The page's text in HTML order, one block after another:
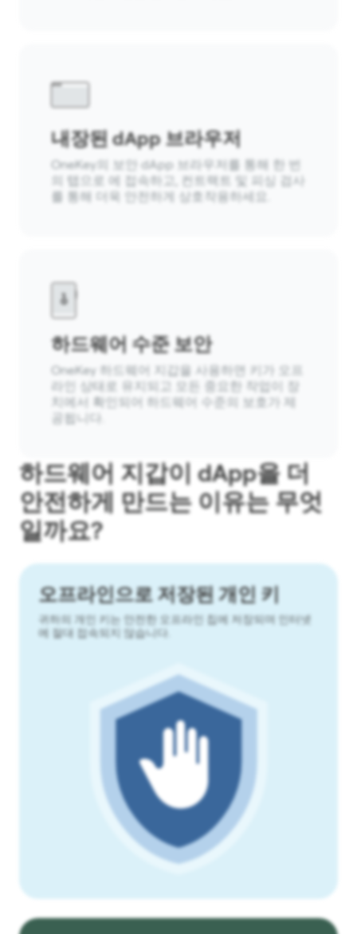
내장된 dApp 브라우저
OneKey의 보안 dApp 브라우저를 통해 한 번
의 탭으로 에 접속하고, 컨트랙트 및 피싱 검사
를 통해 더욱 안전하게 상호작용하세요.
하드웨어 수준 보안
OneKey 하드웨어 지갑을 사용하면 키가 오프
라인 상태로 유지되고 모든 중요한 작업이 장
치에서 확인되어 하드웨어 수준의 보호가 제
공됩니다.
하드웨어 지갑이 dApp을 더
안전하게 만드는 이유는 무엇
일까요?
오프라인으로 저장된 개인 키
귀하의 개인 키는 안전한 오프라인 칩에 저장되며 인터넷
에 절대 접속되지 않습니다.